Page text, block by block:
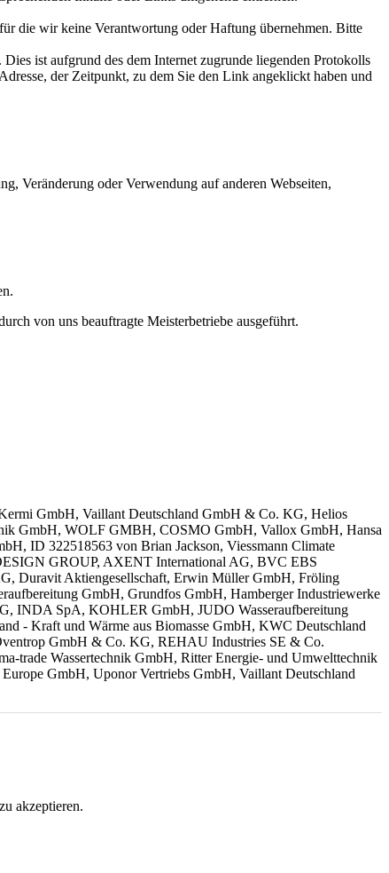
die wir keine Verantwortung oder Haftung übernehmen. Bitte
ist aufgrund des dem Internet zugrunde liegenden Protokolls
der Zeitpunkt, zu dem Sie den Link angeklickt haben und
Veränderung oder Verwendung auf anderen Webseiten,
von uns beauftragte Meisterbetriebe ausgeführt.
GmbH, Vaillant Deutschland GmbH & Co. KG, Helios
GmbH, WOLF GMBH, COSMO GmbH, Vallox GmbH, Hansa
ID 322518563 von Brian Jackson, Viessmann Climate
GROUP, AXENT International AG, BVC EBS
Duravit Aktiengesellschaft, Erwin Müller GmbH, Fröling
GmbH, Grundfos GmbH, Hamberger Industriewerke
INDA SpA, KOHLER GmbH, JUDO Wasseraufbereitung
Kraft und Wärme aus Biomasse GmbH, KWC Deutschland
GmbH & Co. KG, REHAU Industries SE & Co.
trade Wassertechnik GmbH, Ritter Energie- und Umwelttechnik
GmbH, Uponor Vertriebs GmbH, Vaillant Deutschland
akzeptieren.